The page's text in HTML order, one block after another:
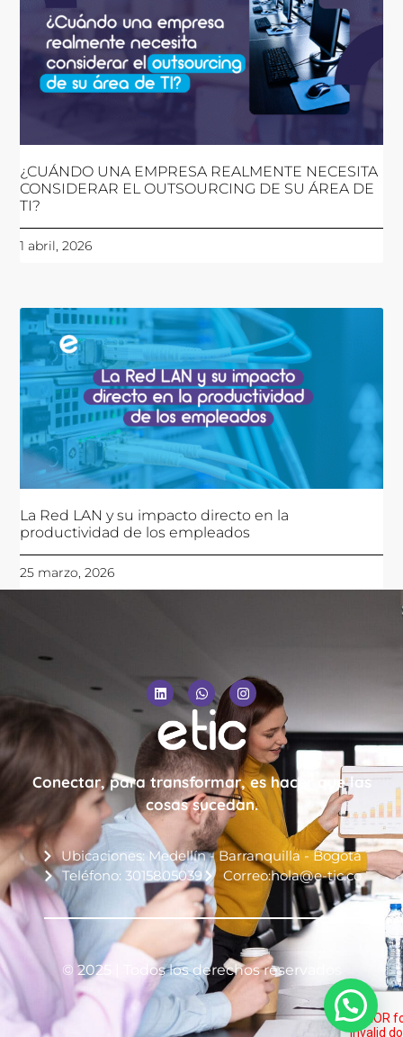
¿CUÁNDO UNA EMPRESA REALMENTE NECESITA
CONSIDERAR EL OUTSOURCING DE SU ÁREA DE
TI?
1 abril, 2026
La Red LAN y su impacto directo en la
productividad de los empleados
25 marzo, 2026
Conectar, para transformar, es hacer que las
cosas sucedan.
Ubicaciones: Medellín - Barranquilla - Bogotá
Teléfono: 3015805039
Correo:hola@e-tic.co
© 2025 | Todos los derechos reservados